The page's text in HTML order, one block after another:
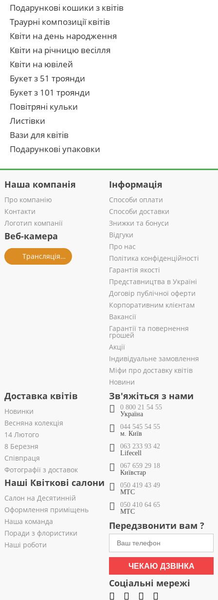
Подарункові кошики з квітів
Траурні композиції квітів
Квіти на день народження
Квіти на річницю весілля
Квіти на ювілей
Букет з 51 троянди
Букет з 101 троянди
Повітряні кульки
Листівки
Вази для квітів
Подарункові упаковки
Наша компанія
Про компанію
Контакти
Логотип компанії
Веб-камера
Трансляція із салону
Інформація
Способи оплати
Способи доставки
Знижки та бонуси
Відгуки
Про нас
Політика конфіденційності
Гарантія якості
Представництва в Україні
Договір публічної оферти
Корпоративним клієнтам
Вакансії
Гарантії та повернення
грошей
Акції
Індивідуальне замовлення
Міфи про доставку квітів
Новини
Доставка квітів
Новинки
Весняна колекція
14 Лютого
8 Березня
Співпраця
Фотографії з доставок
Наші Квіткові салони
Салон на Десятинній
Оформлення приміщень
Наша команда
Поради з флористики
Наші роботи
Зв'яжіться з нами
0 800 21 54 55
Україна
044 545 54 55
м. Київ
063 233 93 42
Lifecell
067 659 29 18
Київстар
050 419 43 49
МТС
050 410 64 65
МТС
Передзвонити вам ?
ЧЕКАЮ ДЗВІНКА
Соціальні мережі